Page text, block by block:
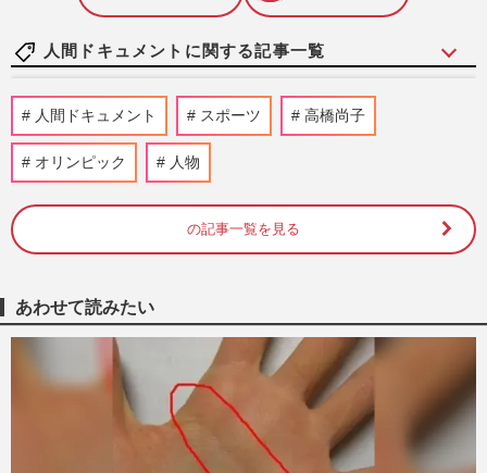
人間ドキュメントに関する記事一覧
元宝塚星組トップスター・湖月わたる「こ
れが宝塚なんだ」振り返るかけがえのない
日々、夢の現在地と“男役…
週刊女性2026年8月18日・25日号
《9歳から実父による性虐待》弟は29歳で
自死、母は笑って見るだけ…叔母で女優・
週刊女性2026年8月11日号
【訃報】社長からホームレス、そして62歳
で作家デビューの赤松利市、67年の衝撃人
生「私は“下級国民”。死…
週刊女性2023年11月7日号 2026/7/24
人間ドキュメント スポーツ 高橋尚子
オリンピック 人物
の記事一覧を見る
あわせて読みたい